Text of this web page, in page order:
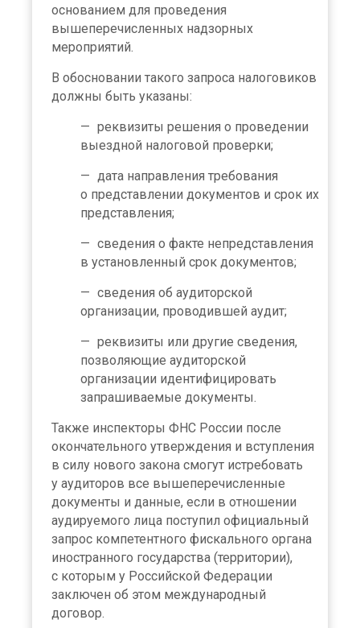
основанием для проведения
вышеперечисленных надзорных
мероприятий.
В обосновании такого запроса налоговиков
должны быть указаны:
реквизиты решения о проведении
выездной налоговой проверки;
дата направления требования
о представлении документов и срок их
представления;
сведения о факте непредставления
в установленный срок документов;
сведения об аудиторской
организации, проводившей аудит;
реквизиты или другие сведения,
позволяющие аудиторской
организации идентифицировать
запрашиваемые документы.
Также инспекторы ФНС России после
окончательного утверждения и вступления
в силу нового закона смогут истребовать
у аудиторов все вышеперечисленные
документы и данные, если в отношении
аудируемого лица поступил официальный
запрос компетентного фискального органа
иностранного государства (территории),
с которым у Российской Федерации
заключен об этом международный
договор.